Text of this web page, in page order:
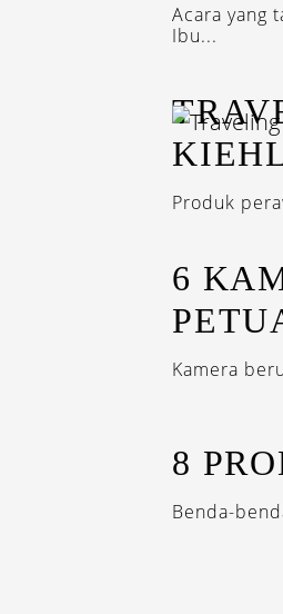
Acara yang
Ibu...
Produk
6
Kamera
8
Benda-